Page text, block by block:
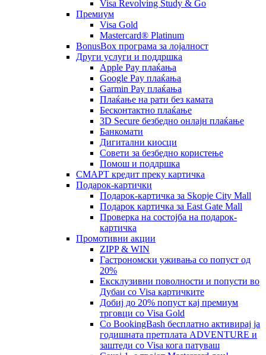
Visa Revolving Study & Go
Премиум
Visa Gold
Mastercard® Platinum
BonusBox програма за лојалност
Други услуги и поддршка
Apple Pay плаќања
Google Pay плаќања
Garmin Pay плаќања
Плаќање на рати без камата
Бесконтактно плаќање
3D Secure безбедно онлајн плаќање
Банкомати
Дигитални киосци
Совети за безбедно користење
Помош и поддршка
СМАРТ кредит преку картичка
Подарок-картички
Подарок-картичка за Skopje City Mall
Подарок картичка за East Gate Mall
Проверка на состојба на подарок-
картичка
Промотивни акции
ZIPP & WIN
Гастрономски уживања со попуст од
20%
Eксклузивни поволности и попусти во
Дубаи со Visa картичките
Добиј до 20% попуст кај премиум
трговци со Visa Gold
Со BookingBash бесплатно активирај ја
годишната претплата ADVENTURE и
заштеди со Visa кога патуваш